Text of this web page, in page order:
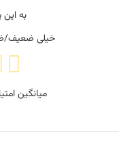
به
خیلی ضعیف/
میانگین